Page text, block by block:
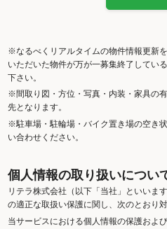
※なるべくリアルタイムの物件情報更新
いただいた物件が万が一募集終了してい
下さい。
※間取り図・方位・写真・内装・家具の
先となります。
※駐車場・駐輪場・バイク置き場の空き
い合わせください。
個人情報の取り扱いについ
リテラ株式会社（以下「当社」といいま
の適正な取扱い保護に関し、次のとおり
当サービスにおける個人情報の保護およ